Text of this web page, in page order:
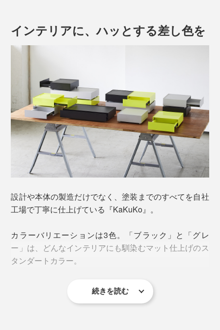
本品は、幅30×奥行30cmの「スクエア」型。コンパクト
ながら、メガネや文具が入れられる絶妙な高さを設け、
狭いスペースにも積み重ねて置けます。
Scene 1：ワークスペース
が収納問題。家のインテリアと仕事道具・書類・小物の
収納との折り合いをどうつけるか……。
約70年前、業務用の「ファイリングキャビネット」づく
りからはじまったダイシン工業。
オフィスの事務室や、学校の職員室などで、紙製ファイ
ルを収納するファイリングキャビネットのある景色は、
見覚えのある方も多いのではないでしょうか。
インテリアに、ハッとする差し色を
設計や本体の製造だけでなく、塗装までのすべてを自社
工場で丁寧に仕上げている『KaKuKo』。
カラーバリエーションは3色。「ブラック」と「グレ
ー」は、どんなインテリアにも馴染むマット仕上げのス
タンダートカラー。
続きを読む